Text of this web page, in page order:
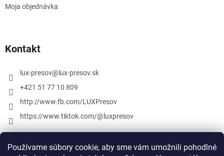
Používame súbory cookie, aby sme vám umožnili pohodlné
Moja objednávka
Kontakt
lux-presov@ lux-presov.sk
+421 51 77 10 809
http://www.fb.com/LUXPresov
https://www.tiktok.com/@luxpresov